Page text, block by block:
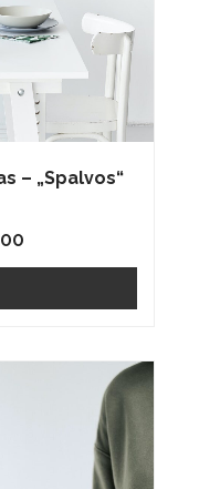
– „Spalvos“